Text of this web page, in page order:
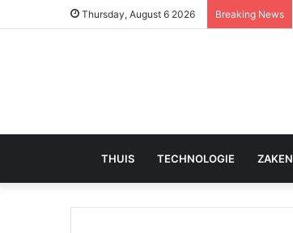
Thursday, August 6 2026 Breaking News
THUIS TECHNOLOGIE ZAKEN